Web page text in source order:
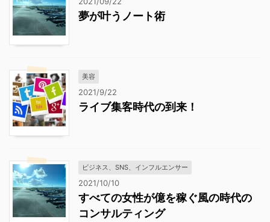
夢が叶うノート術
美容
2021/9/22
ライブ集客時代の到来！
ビジネス、SNS、インフルエンサー
2021/10/10
すべての女性が億を稼ぐ風の時代の
コンサルティング